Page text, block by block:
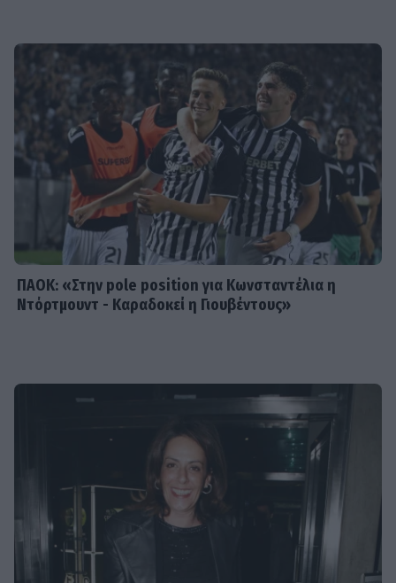
Γιάννης Βαρδής: «Η αγάπη μας είναι
αδιαπραγμάτευτη και μεγαλώνει
κάθε χρόνο. Χρόνια πολλά μπαμπά.».
MEDIA
Μαριάννα Γεωργαντή: «Καλέ, τι
ωραίος που είναι ο Γιώργος
Φραγκούλης!»
ΠΑΟΚ: «Στην pole position για Κωνσταντέλια η
Ντόρτμουντ - Καραδοκεί η Γιουβέντους»